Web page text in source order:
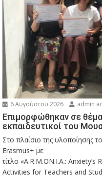
6 Αυγούστου 2026 admin
Eπιμορφώθηκαν σε
εκπαιδευτικοί του
Στο πλαίσιο της υλοποίησης
Erasmus+ με
τίτλο «A.R.M.ON.I.A.:
Activities for Teachers and